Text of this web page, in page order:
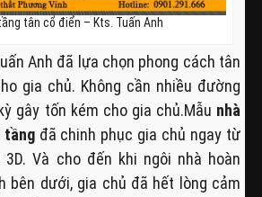
tân cổ điển – Kts. Tuấn Anh
Anh đã lựa chọn phong cách tân
gia chủ. Không cần nhiều đường
gây tốn kém cho gia chủ.Mẫu nhà
tầngđã chinh phục gia chủ ngay từ
Và cho đến khi ngôi nhà hoàn
bên dưới, gia chủ đã hết lòng cảm